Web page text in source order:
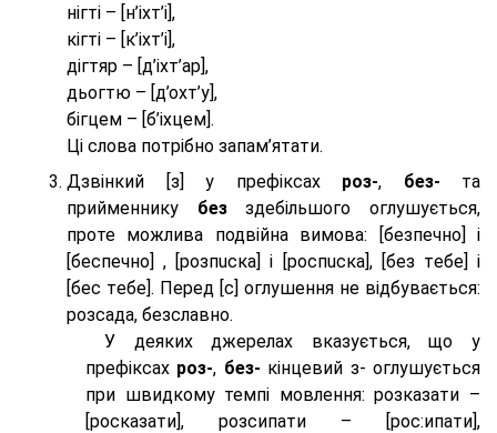
нігті – [н’іхт’і],
кігті – [к’іхт’і],
дігтяр – [д’іхт’ар],
дьогтю – [д’охт’у],
бігцем – [б’іхцем].
Ці слова потрібно запам’ятати.
Дзвінкий [з] у префіксах роз-, без- та
прийменнику безздебільшого оглушується,
проте можлива подвійна вимова: [безпeчно] і
[беспeчно] , [розпuска] і [роспuска], [без тeбе] і
[бес тeбе]. Перед [с] оглушення не відбувається:
розсада, безславно.
У деяких джерелах вказується, що у
префіксах роз-, без- кінцевий з- оглушується
при швидкому темпі мовлення: розказати –
[росказати], розсипати – [роc:ипати],